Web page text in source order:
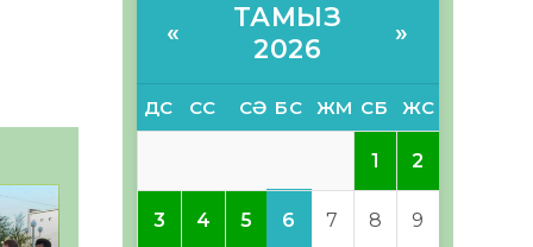
«
ТАМЫЗ
2026
»
ДС СС СӘ БС ЖМ СБ ЖС
1 2
3 4 5 6 7 8 9